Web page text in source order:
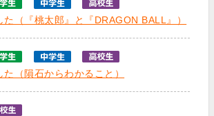
（『桃太郎』と『DRAGON BALL』）
（隕石からわかること）